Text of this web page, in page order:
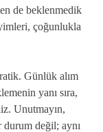
de beklenmedik
çoğunlukla
Günlük alım
yanı sıra,
Unutmayın,
durum değil; aynı